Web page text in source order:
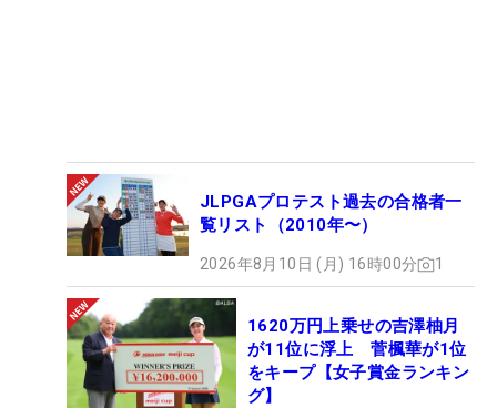
JLPGAプロテスト過去の合格者一
覧リスト（2010年〜）
2026年8月10日 (月) 16時00分 1
1620万円上乗せの吉澤柚月
が11位に浮上 菅楓華が1位
をキープ【女子賞金ランキン
グ】